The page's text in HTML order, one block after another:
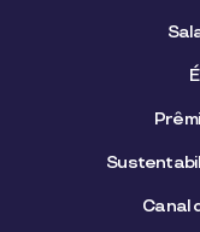
Canal